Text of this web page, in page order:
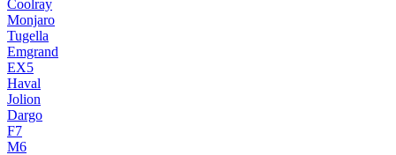
Coolray
Monjaro
Tugella
Emgrand
EX5
Haval
Jolion
Dargo
F7
M6